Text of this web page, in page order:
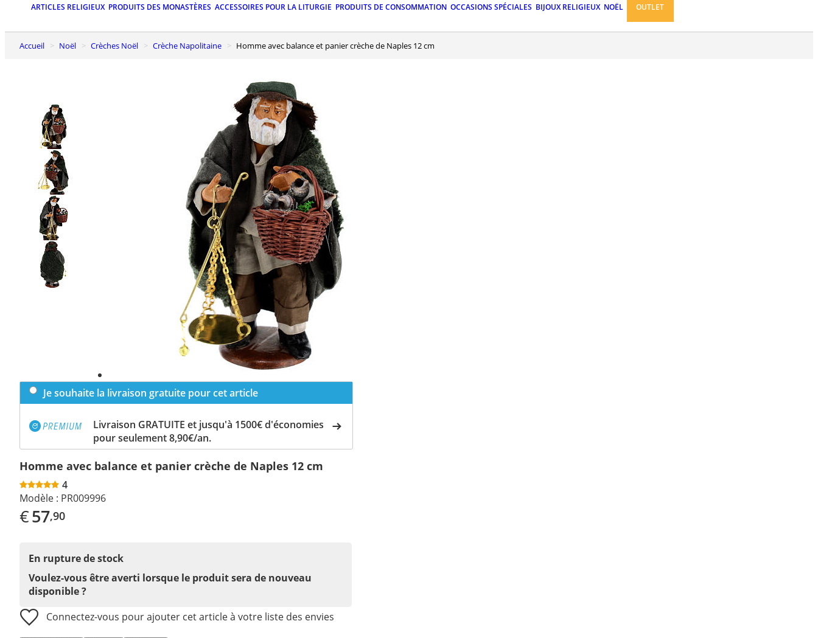
ARTICLES RELIGIEUX PRODUITS DES MONASTÈRES ACCESSOIRES POUR LA LITURGIE PRODUITS DE CONSOMMATION OCCASIONS SPÉCIALES BIJOUX RELIGIEUX NOËL OUTLET
Accueil Noël Crèches Noël Crèche Napolitaine Homme avec balance et panier crèche de Naples 12 cm
Je souhaite la livraison gratuite pour cet article
Livraison GRATUITE et jusqu'à 1500€ d'économies
pour seulement 8,90€/an.
Homme avec balance et panier crèche de Naples 12 cm
4
Modèle : PR009996
€57,90
En rupture de stock
Voulez-vous être averti lorsque le produit sera de nouveau
disponible ?
Connectez-vous pour ajouter cet article à votre liste des envies